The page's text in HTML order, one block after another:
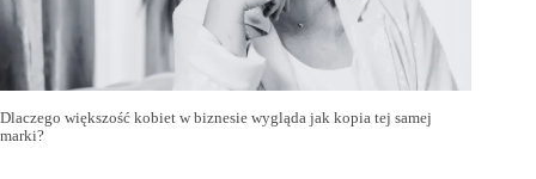
Dlaczego większość kobiet w biznesie wygląda jak kopia tej samej
marki?